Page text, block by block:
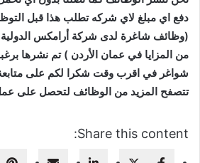
دفع اي مبلغ لاي شركه تطلب هذا قبل
من المزايا في عمان الأردن ) تم نشرها
شواغر في اقرب وقت شكرا لكم على
تتصفح المزيد من الوظائف لتحصل
Share this content: